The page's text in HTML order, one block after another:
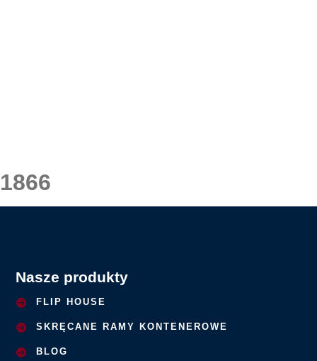
1866
Nasze produkty
FLIP HOUSE
SKRĘCANE RAMY KONTENEROWE
BLOG